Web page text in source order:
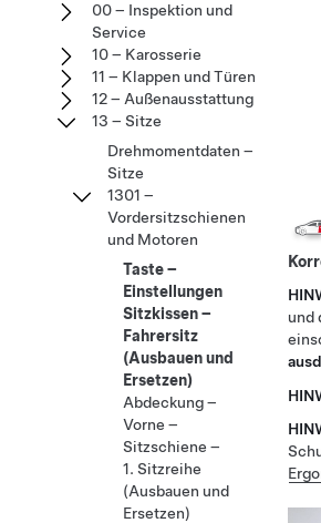
und
00 – Inspektion und
Service
10 – Karosserie
11 – Klappen und Türen
12 – Außenausstattung
13 – Sitze
Drehmomentdaten –
Sitze
1301 –
Vordersitzschienen
und Motoren
Taste –
Einstellungen
Sitzkissen –
Fahrersitz
(Ausbauen und
Ersetzen)
Abdeckung –
Vorne –
Sitzschiene –
1. Sitzreihe
(Ausbauen und
Ersetzen)